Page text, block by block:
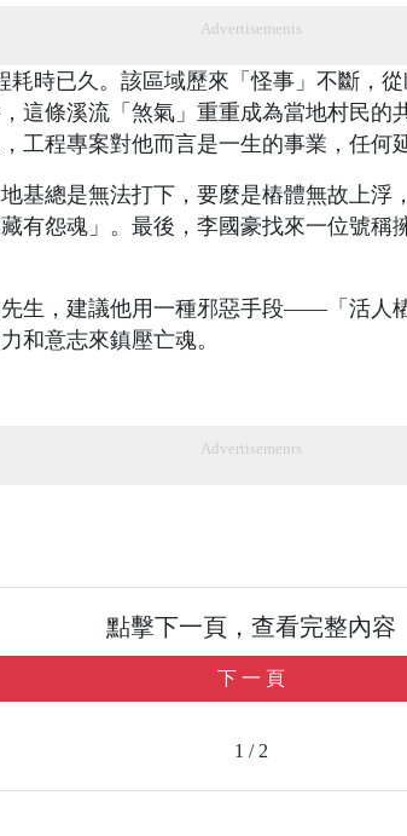
Advertisements
耗時已久。該區域歷來「怪事」不斷，
這條溪流「煞氣」重重成為當地村民的
工程專案對他而言是一生的事業，任何
基總是無法打下，要麼是樁體無故上浮
有怨魂」。最後，李國豪找來一位號稱
先生，建議他用一種邪惡手段——「活
和意志來鎮壓亡魂。
Advertisements
點擊下一頁，查看完整內容
下 一 頁
1 / 2